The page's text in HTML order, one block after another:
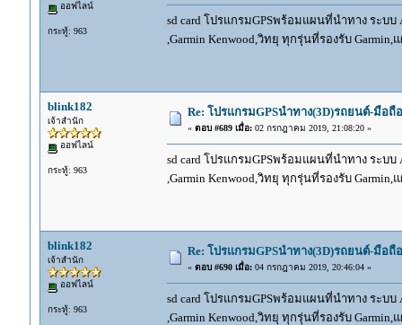
ออฟไลน์
กระทู้: 963
sd card โปรแกรมGPSพร้อมแผนที่นำทาง ระบบ
,Garmin Kenwood,วิทยุ ทุกรุ่นที่รองรับ
blink182
เจ้าสำนัก
ออฟไลน์
กระทู้: 963
Re: โปรแกรมGPSนำทาง(3D)รถยนต์-มือ
« ตอบ #689 เมื่อ:02 กรกฎาคม 2019, 21:08:20 »
sd card โปรแกรมGPSพร้อมแผนที่นำทาง ระบบ
,Garmin Kenwood,วิทยุ ทุกรุ่นที่รองรับ
blink182
เจ้าสำนัก
ออฟไลน์
กระทู้: 963
Re: โปรแกรมGPSนำทาง(3D)รถยนต์-มือ
« ตอบ #690 เมื่อ:04 กรกฎาคม 2019, 20:46:04 »
sd card โปรแกรมGPSพร้อมแผนที่นำทาง ระบบ
,Garmin Kenwood,วิทยุ ทุกรุ่นที่รองรับ